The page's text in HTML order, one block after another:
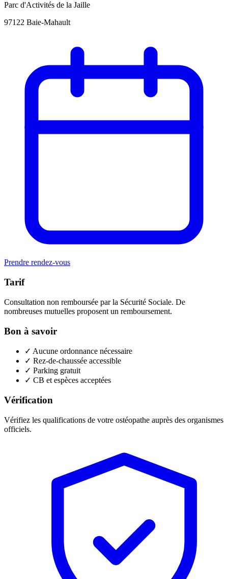
Parc d'Activités de la Jaille
97122 Baie-Mahault
Prendre rendez-vous
Tarif
Consultation non remboursée par la Sécurité Sociale. De
nombreuses mutuelles proposent un remboursement.
Bon à savoir
✓ Aucune ordonnance nécessaire
✓ Rez-de-chaussée accessible
✓ Parking gratuit
✓ CB et espèces acceptées
Vérification
Vérifiez les qualifications de votre ostéopathe auprès des organismes
officiels.